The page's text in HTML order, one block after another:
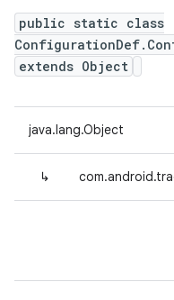
public static class
extends Object
java.lang.Object
↳